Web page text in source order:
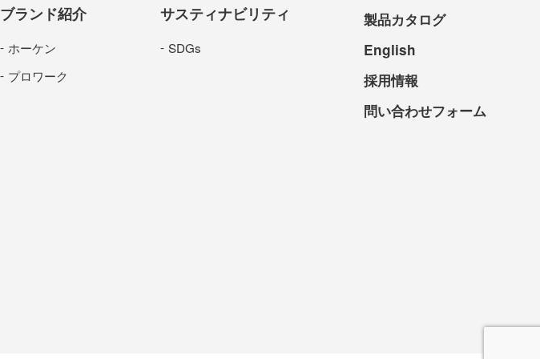
ブランド紹介
ホーケン
プロワーク
サスティナビリティ
SDGs
製品カタログ
English
採用情報
問い合わせフォーム